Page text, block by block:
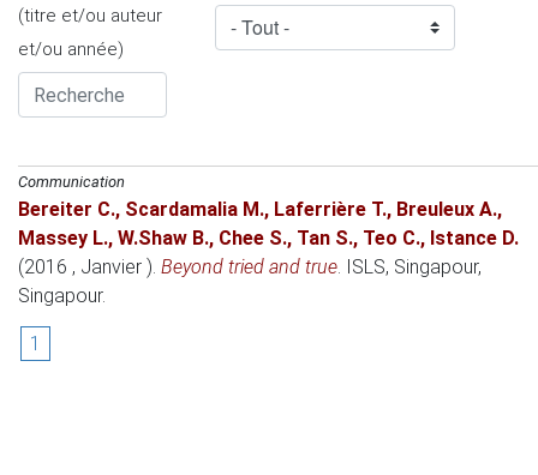
(titre et/ou auteur
et/ou année)
Communication
Bereiter C., Scardamalia M., Laferrière T., Breuleux A.,
Massey L., W.Shaw B., Chee S., Tan S., Teo C., Istance D.
(2016 , Janvier ). Beyond tried and true. ISLS, Singapour,
Singapour.
1